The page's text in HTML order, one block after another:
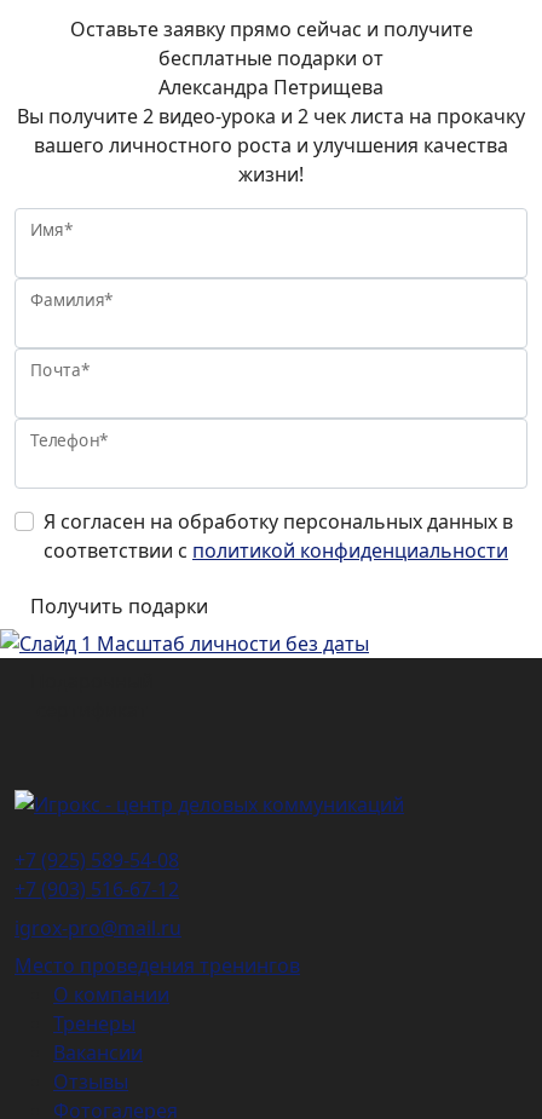
Оставьте заявку прямо сейчас и получите
бесплатные подарки от
Александра Петрищева
Вы получите 2 видео-урока и 2 чек листа на прокачку
вашего личностного роста и улучшения качества
жизни!
Имя*
Фамилия*
Почта*
Телефон*
Я согласен на обработку персональных данных в
соответствии с политикой конфиденциальности
+7 (925) 589-54-08
+7 (903) 516-67-12
igrox-pro@mail.ru
Место проведения тренингов
О компании
Тренеры
Вакансии
Отзывы
Фотогалерея